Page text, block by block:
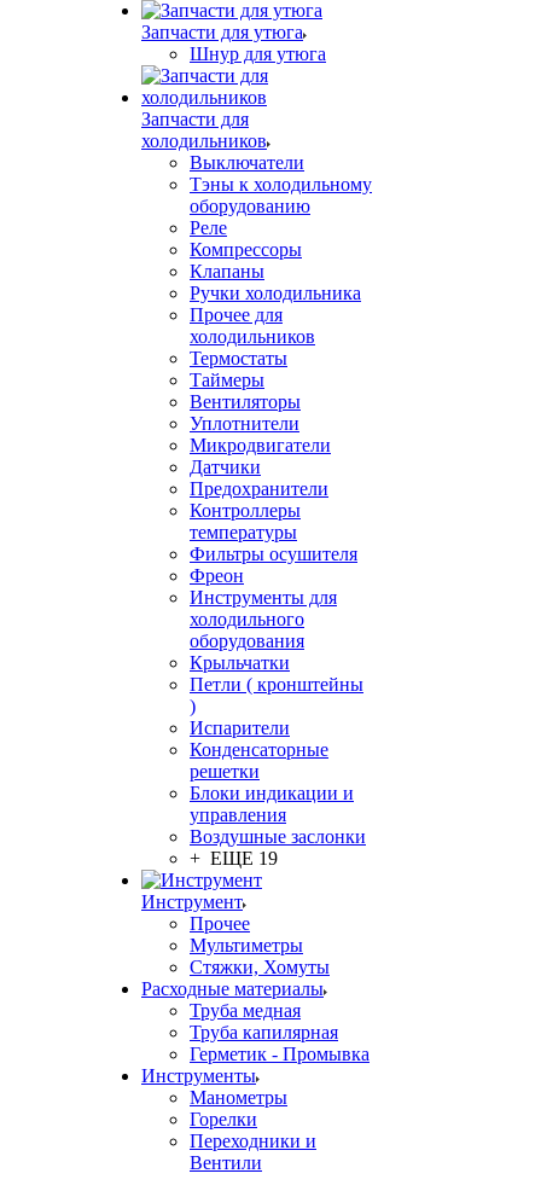
Запчасти для утюга
Шнур для утюга
Запчасти для
холодильников
Выключатели
Тэны к холодильному
оборудованию
Реле
Компрессоры
Клапаны
Ручки холодильника
Прочее для
холодильников
Термостаты
Таймеры
Вентиляторы
Уплотнители
Микродвигатели
Датчики
Предохранители
Контроллеры
температуры
Фильтры осушителя
Фреон
Инструменты для
холодильного
оборудования
Крыльчатки
Петли ( кронштейны
)
Испарители
Конденсаторные
решетки
Блоки индикации и
управления
Воздушные заслонки
+ ЕЩЕ 19
Инструмент
Прочее
Мультиметры
Стяжки, Хомуты
Расходные материалы
Труба медная
Труба капилярная
Герметик - Промывка
Инструменты
Манометры
Горелки
Переходники и
Вентили